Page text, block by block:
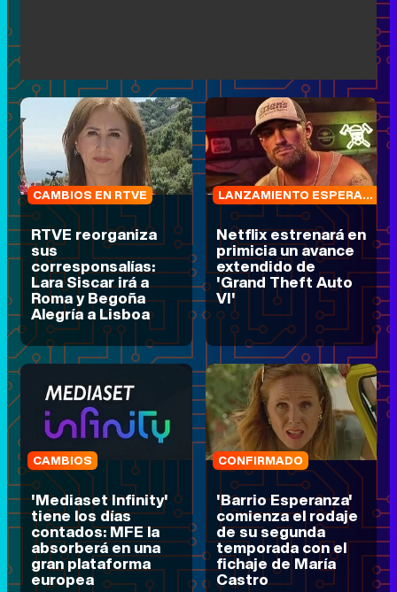
CAMBIOS EN RTVE
RTVE reorganiza
sus
corresponsalías:
Lara Siscar irá a
Roma y Begoña
Alegría a Lisboa
LANZAMIENTO ESPERADO
Netflix estrenará en
primicia un avance
extendido de
'Grand Theft Auto
VI'
CAMBIOS
'Mediaset Infinity'
tiene los días
contados: MFE la
absorberá en una
gran plataforma
europea
CONFIRMADO
'Barrio Esperanza'
comienza el rodaje
de su segunda
temporada con el
fichaje de María
Castro